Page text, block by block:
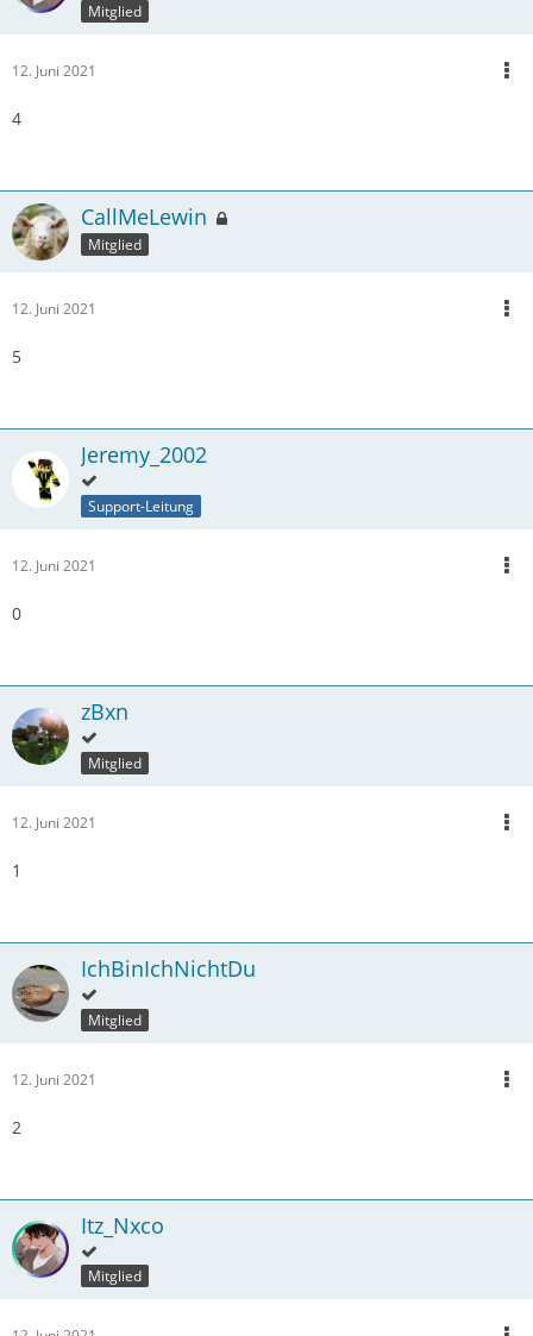
Mitglied
12. Juni 2021
4
CallMeLewin
Mitglied
12. Juni 2021
5
Jeremy_2002
Support-Leitung
12. Juni 2021
0
zBxn
Mitglied
12. Juni 2021
1
IchBinIchNichtDu
Mitglied
12. Juni 2021
2
Itz_Nxco
Mitglied